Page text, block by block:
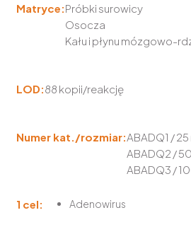
Matryce:Próbki surowicy
Osocza
Kału i płynu mózgowo-
LOD:88 kopii/reakcję
Numer kat./rozmiar:ABADQ1 / 25
ABADQ2 /
ABADQ3 /
1 cel: Adenowirus